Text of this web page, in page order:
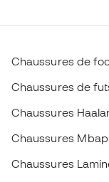
Chaussures de
Chaussures de
Chaussures
Chaussures
Chaussures